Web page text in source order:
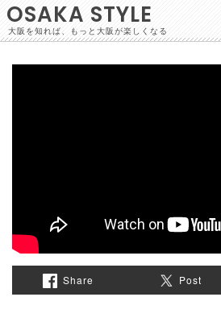
OSAKA STYLE
大阪を知れば、もっと大阪が楽しくなる
Share Post